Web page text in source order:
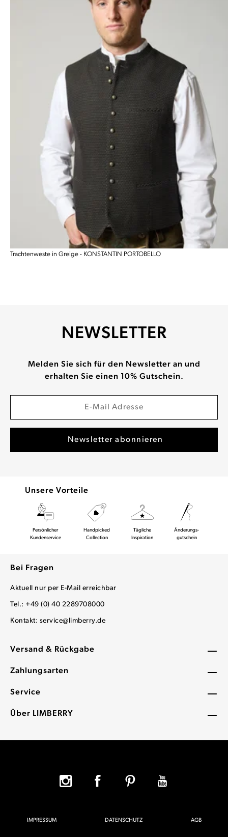
Trachtenweste in Greige - KONSTANTIN PORTOBELLO
Versand & Rückgabe
Zahlungsarten
Service
Über LIMBERRY
NEWSLETTER
Melden Sie sich für den Newsletter an und
erhalten Sie einen 10% Gutschein.
Unsere Vorteile
Persönlicher
Kundenservice
Handpicked
Collection
Tägliche
Inspiration
Änderungs-
gutschein
Bei Fragen
Aktuell nur per E-Mail erreichbar
Tel.: +49 (0) 40 2289708000
Kontakt: service@limberry.de
IMPRESSUM DATENSCHUTZ AGB